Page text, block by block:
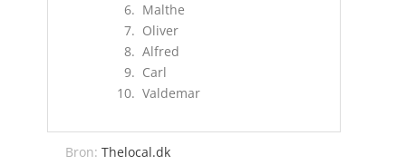
Malthe
Oliver
Alfred
Carl
Valdemar
Bron: Thelocal.dk